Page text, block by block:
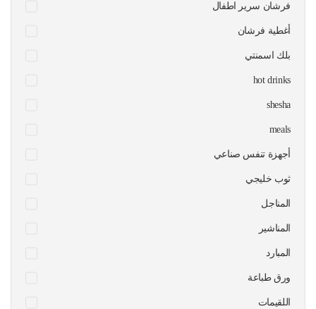
فرشان سرير اطفال
أغطية فرشان
بلك اسمنتي
hot drinks
shesha
meals
أجهزة تنفس صناعي
ثوب خليجي
المناجل
المناشير
المبارد
ورق طباعة
اللقيمات